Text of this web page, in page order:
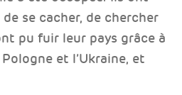
se cacher, de chercher
pu fuir leur pays grâce à
et l’Ukraine, et